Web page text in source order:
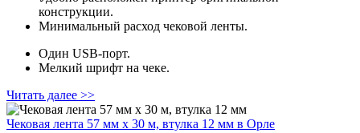
конструкции.
Минимальный расход чековой ленты.
Один USB-порт.
Мелкий шрифт на чеке.
Читать далее >>
Чековая лента 57 мм x 30 м, втулка 12 мм в Орле